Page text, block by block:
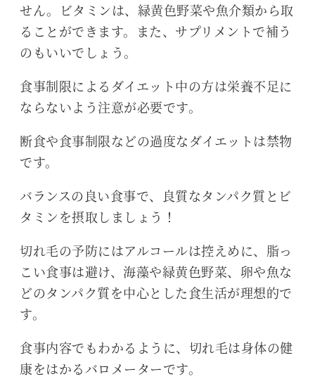
せん。ビタミンは、緑黄色野菜や魚介類から取
ることができます。また、サプリメントで補う
のもいいでしょう。
食事制限によるダイエット中の方は栄養不足に
ならないよう注意が必要です。
断食や食事制限などの過度なダイエットは禁物
です。
バランスの良い食事で、良質なタンパク質とビ
タミンを摂取しましょう！
切れ毛の予防にはアルコールは控えめに、脂っ
こい食事は避け、海藻や緑黄色野菜、卵や魚な
どのタンパク質を中心とした食生活が理想的で
す。
食事内容でもわかるように、切れ毛は身体の健
康をはかるバロメーターです。